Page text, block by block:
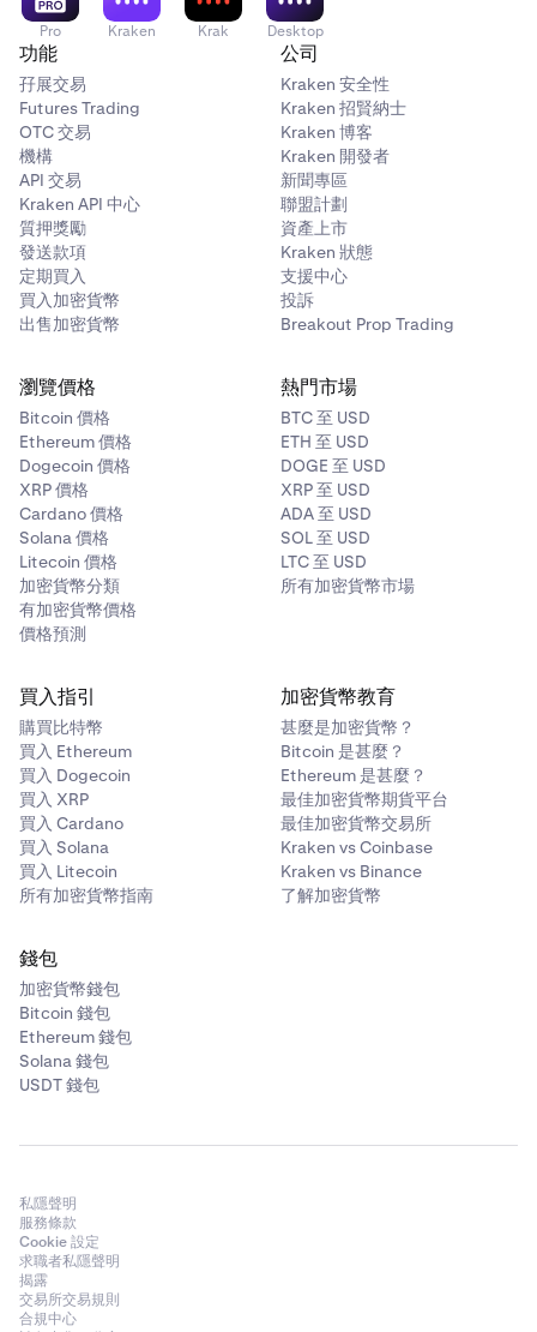
Pro Kraken Krak Desktop
功能
孖展交易
Futures Trading
OTC 交易
機構
API 交易
Kraken API 中心
質押獎勵
發送款項
定期買入
買入加密貨幣
出售加密貨幣
公司
Kraken 安全性
Kraken 招賢納士
Kraken 博客
Kraken 開發者
新聞專區
聯盟計劃
資產上市
Kraken 狀態
支援中心
投訴
Breakout Prop Trading
瀏覽價格
Bitcoin 價格
Ethereum 價格
Dogecoin 價格
XRP 價格
Cardano 價格
Solana 價格
Litecoin 價格
加密貨幣分類
有加密貨幣價格
價格預測
熱門市場
BTC 至 USD
ETH 至 USD
DOGE 至 USD
XRP 至 USD
ADA 至 USD
SOL 至 USD
LTC 至 USD
所有加密貨幣市場
買入指引
購買比特幣
買入 Ethereum
買入 Dogecoin
買入 XRP
買入 Cardano
買入 Solana
買入 Litecoin
所有加密貨幣指南
加密貨幣教育
甚麼是加密貨幣？
Bitcoin 是甚麼？
Ethereum 是甚麼？
最佳加密貨幣期貨平台
最佳加密貨幣交易所
Kraken vs Coinbase
Kraken vs Binance
了解加密貨幣
錢包
加密貨幣錢包
Bitcoin 錢包
Ethereum 錢包
Solana 錢包
USDT 錢包
私隱聲明
服務條款
Cookie 設定
求職者私隱聲明
揭露
交易所交易規則
合規中心